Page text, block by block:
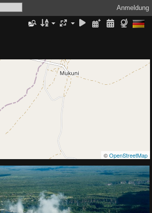
Anmeldung
©OpenStreetMap